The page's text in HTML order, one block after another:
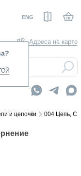
ENG Вход
Адреса на карте
и цепочки 004 Цепь,